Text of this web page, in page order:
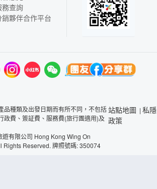
務查詢
銷夥伴合作平台
品種類及出發日期而有所不同，不包括
政費、簽証費、服務費(旅行團適用)及
有限公司 Hong Kong Wing On
Rights Reserved. 牌照號碼: 350074
站點地圖 | 私隱
政策